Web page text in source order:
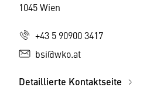
1045 Wien
+43 5 90900 3417
bsi@wko.at
Detaillierte Kontaktseite